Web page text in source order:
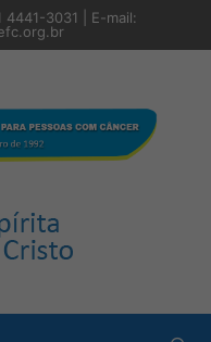
4441-3031 | E-mail: